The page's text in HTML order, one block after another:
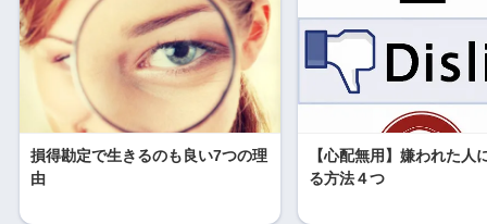
損得勘定で生きるのも良い7つの理
由
【心配無用】嫌われた人
る方法４つ